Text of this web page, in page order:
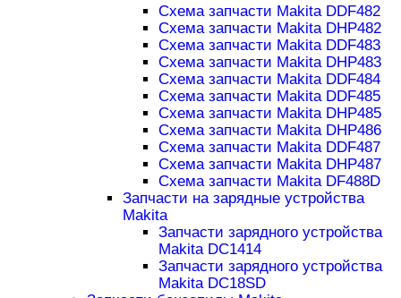
Схема запчасти Makita DDF482
Схема запчасти Makita DHP482
Схема запчасти Makita DDF483
Схема запчасти Makita DHP483
Схема запчасти Makita DDF484
Схема запчасти Makita DDF485
Схема запчасти Makita DHP485
Схема запчасти Makita DHP486
Схема запчасти Makita DDF487
Схема запчасти Makita DHP487
Схема запчасти Makita DF488D
Запчасти на зарядные устройства
Makita
Запчасти зарядного устройства
Makita DC1414
Запчасти зарядного устройства
Makita DC18SD